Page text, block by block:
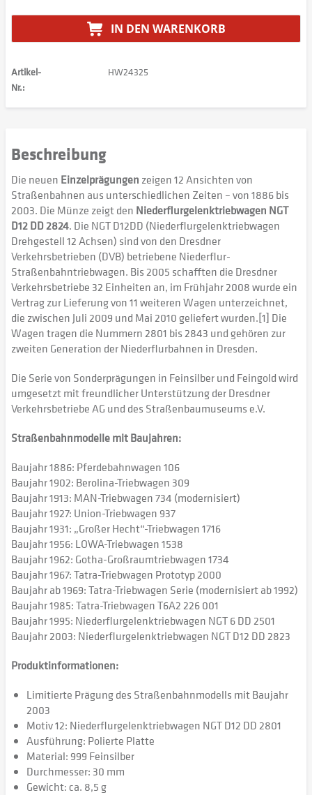
IN DEN WARENKORB
Artikel-
Nr.:
HW24325
Beschreibung
Die neuen Einzelprägungen zeigen 12 Ansichten von
Straßenbahnen aus unterschiedlichen Zeiten – von 1886 bis
2003. Die Münze zeigt den Niederflurgelenktriebwagen NGT
D12 DD 2824. Die NGT D12DD (Niederflurgelenktriebwagen
Drehgestell 12 Achsen) sind von den Dresdner
Verkehrsbetrieben (DVB) betriebene Niederflur-
Straßenbahntriebwagen. Bis 2005 schafften die Dresdner
Verkehrsbetriebe 32 Einheiten an, im Frühjahr 2008 wurde ein
Vertrag zur Lieferung von 11 weiteren Wagen unterzeichnet,
die zwischen Juli 2009 und Mai 2010 geliefert wurden.[1] Die
Wagen tragen die Nummern 2801 bis 2843 und gehören zur
zweiten Generation der Niederflurbahnen in Dresden.
Die Serie von Sonderprägungen in Feinsilber und Feingold wird
umgesetzt mit freundlicher Unterstützung der Dresdner
Verkehrsbetriebe AG und des Straßenbaumuseums e.V.
Straßenbahnmodelle mit Baujahren:
Baujahr 1886: Pferdebahnwagen 106
Baujahr 1902: Berolina-Triebwagen 309
Baujahr 1913: MAN-Triebwagen 734 (modernisiert)
Baujahr 1927: Union-Triebwagen 937
Baujahr 1931: „Großer Hecht“-Triebwagen 1716
Baujahr 1956: LOWA-Triebwagen 1538
Baujahr 1962: Gotha-Großraumtriebwagen 1734
Baujahr 1967: Tatra-Triebwagen Prototyp 2000
Baujahr ab 1969: Tatra-Triebwagen Serie (modernisiert ab 1992)
Baujahr 1985: Tatra-Triebwagen T6A2 226 001
Baujahr 1995: Niederflurgelenktriebwagen NGT 6 DD 2501
Baujahr 2003: Niederflurgelenktriebwagen NGT D12 DD 2823
Produktinformationen:
Limitierte Prägung des Straßenbahnmodells mit Baujahr
2003
Motiv 12: Niederflurgelenktriebwagen NGT D12 DD 2801
Ausführung: Polierte Platte
Material: 999 Feinsilber
Durchmesser: 30 mm
Gewicht: ca. 8,5 g